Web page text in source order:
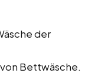
der
Bettwäsche.